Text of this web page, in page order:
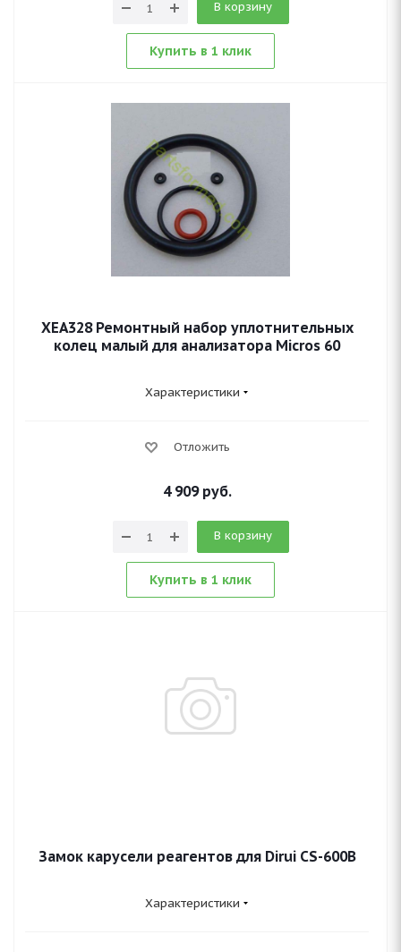
В корзину
Купить в 1 клик
XEA328 Ремонтный набор уплотнительных
колец малый для анализатора Micros 60
Характеристики
Отложить
4 909руб.
В корзину
Купить в 1 клик
Замок карусели реагентов для Dirui CS-600B
Характеристики